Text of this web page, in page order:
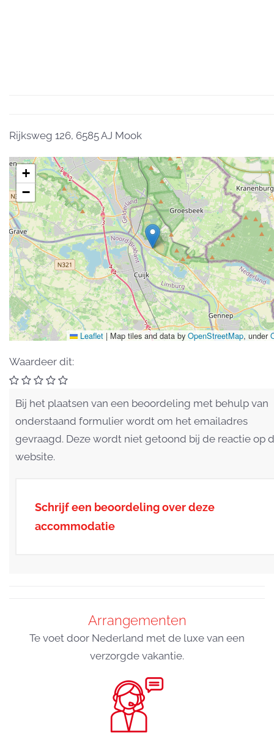
Rijksweg 126, 6585 AJ Mook
+
−
Leaflet | Map tiles and data by OpenStreetMap, under
Waardeer dit:
Bij het plaatsen van een beoordeling met behulp van
onderstaand formulier wordt om het emailadres
gevraagd. Deze wordt niet getoond bij de reactie op
website.
Schrijf een beoordeling over deze
accommodatie
Arrangementen
Te voet door Nederland met de luxe van een
verzorgde vakantie.